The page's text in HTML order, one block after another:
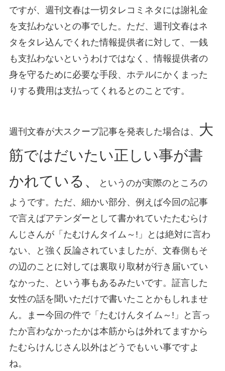
ですが、週刊文春は一切タレコミネタには謝礼金
を支払わないとの事でした。ただ、週刊文春はネ
タをタレ込んでくれた情報提供者に対して、一銭
も支払わないというわけではなく、情報提供者の
身を守るために必要な手段、ホテルにかくまった
りする費用は支払ってくれるとのことです。
週刊文春が大スクープ記事を発表した場合は、
大
筋ではだいたい正しい事が書
かれている、
というのが実際のところの
ようです。ただ、細かい部分、例えば今回の記事
で言えばアテンダーとして書かれていたたむらけ
んじさんが「たむけんタイム～!」とは絶対に言わ
ない、と強く反論されていましたが、文春側もそ
の辺のことに対しては裏取り取材が行き届いてい
なかった、という事もあるみたいです。証言した
女性の話を聞いただけで書いたことかもしれませ
ん。まー今回の件で「たむけんタイム～!」と言っ
たか言わなかったかは本筋からは外れてますから
たむらけんじさん以外はどうでもいい事ですよ
ね。